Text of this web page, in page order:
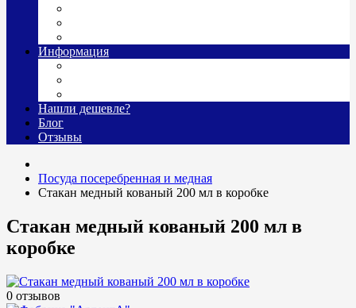
Информация
Нашли дешевле?
Блог
Отзывы
Посуда посеребренная и медная
Стакан медный кованый 200 мл в коробке
Стакан медный кованый 200 мл в
коробке
0 отзывов